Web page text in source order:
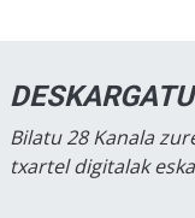
Bilatu 28 Kanala
txartel digitalak